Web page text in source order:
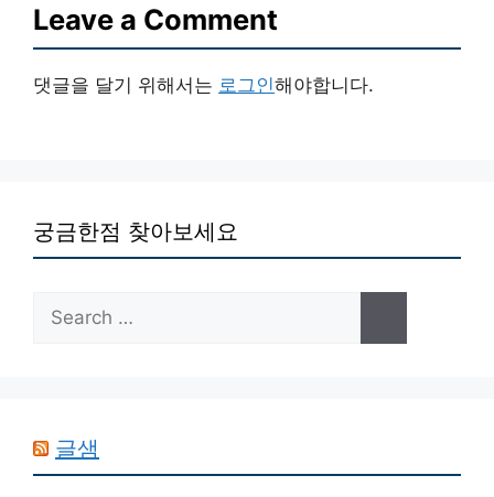
Leave a Comment
댓글을 달기 위해서는 로그인해야합니다.
궁금한점 찾아보세요
Search
for:
글샘